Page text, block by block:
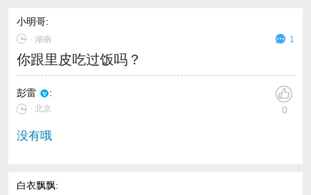
小明哥:
∙湖南 1
你跟里皮吃过饭吗？
彭雷 :
∙ 北京 0
没有哦
白衣飘飘: